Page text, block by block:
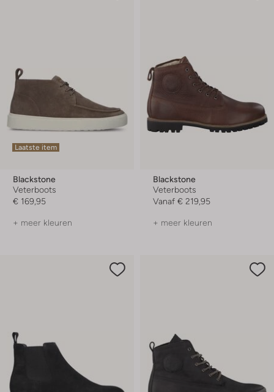
Laatste item
Blackstone
Veterboots
€ 169,95
+ meer kleuren
Blackstone
Veterboots
Vanaf € 219,95
+ meer kleuren